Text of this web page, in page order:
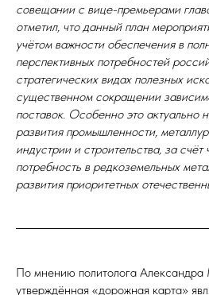
совещании с вице-премьерами
отметил, что данный план
учётом важности обеспечения в
перспективных потребностей
стратегических видах полезных
существенном сокращении
поставок. Особенно это актуально
развития промышленности,
индустрии и строительства, за счёт
потребность в редкоземельных
развития приоритетных
По мнению политолога
утверждённая «дорожная карта»